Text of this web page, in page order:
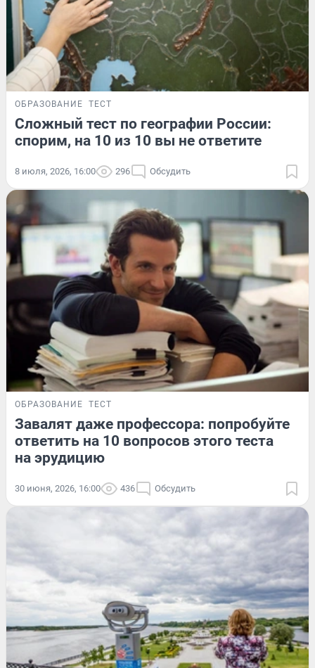
ОБРАЗОВАНИЕ ТЕСТ
Сложный тест по географии России:
спорим, на 10 из 10 вы не ответите
8 июля, 2026, 16:00 296 Обсудить
ОБРАЗОВАНИЕ ТЕСТ
Завалят даже профессора: попробуйте
ответить на 10 вопросов этого теста
на эрудицию
30 июня, 2026, 16:00 436 Обсудить